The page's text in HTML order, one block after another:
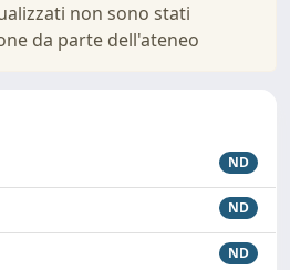
non sono stati
da parte dell'ateneo
ND
ND
ND